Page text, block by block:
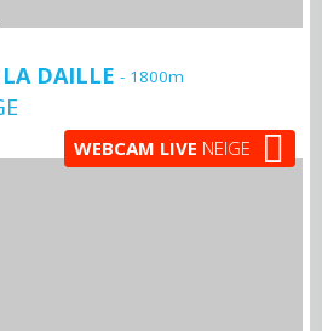
DAILLE - 1800m
WEBCAM LIVE NEIGE